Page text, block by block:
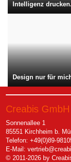
Intelligenz
Design nur für
Creabis GmbH
Sonnenallee 1
85551 Kirchheim b.
Telefon: +49(0)89-
E-Mail:
© 2011-2026 by